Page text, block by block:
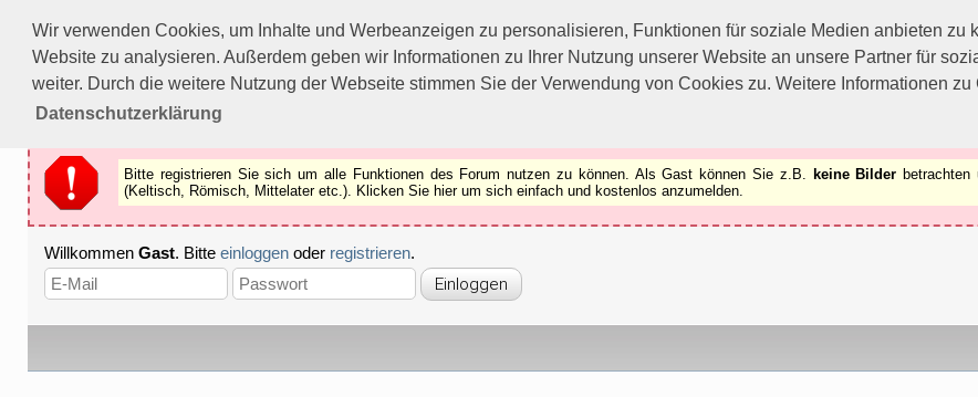
Wir verwenden Cookies, um Inhalte und Werbeanzeigen zu personalisieren, Funktionen für soziale Medien anbieten zu
Website zu analysieren. Außerdem geben wir Informationen zu Ihrer Nutzung unserer Website an unsere Partner für
weiter. Durch die weitere Nutzung der Webseite stimmen Sie der Verwendung von Cookies zu. Weitere Informationen
Datenschutzerklärung
Bitte registrieren Sie sich um alle Funktionen des Forums nutzen zu können.
Als Gast können Sie z.B.keine Bilderbetrachten.
Registrieren
Schliessen
Bitte registrieren Sie sich um alle Funktionen des Forum nutzen zu können. Als Gast können Sie z.B. keine Bilder
(Keltisch, Römisch, Mittelater etc.). Klicken Sie hier um sich einfach und kostenlos anzumelden.
Willkommen Gast. Bitte einloggen oder registrieren.